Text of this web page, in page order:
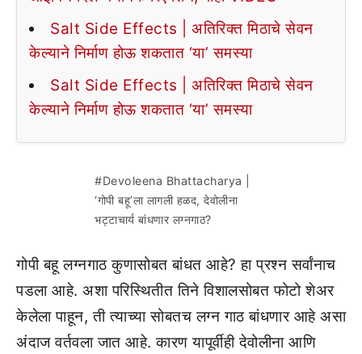
Salt Side Effects | अतिरिक्त मिठाचे सेवन
केल्याने निर्माण होऊ शकतात ‘या’ समस्या
Salt Side Effects | अतिरिक्त मिठाचे सेवन
केल्याने निर्माण होऊ शकतात ‘या’ समस्या
#Devoleena Bhattacharya |
‘गोपी बहू’ला लागली हळद, देवोलीना
भट्टाचार्य बांधणार लग्नगाठ?
गोपी बहू लग्नगाठ कुणासोबत बांधत आहे? हा प्रश्न सर्वांनाच
पडला आहे. अशा परिस्थितीत तिने विशालसोबत फोटो शेअर
केलेला पाहून, ती त्याच्या सोबतच लग्न गाठ बांधणार आहे असा
अंदाज वर्तवला जात आहे. कारण यापूर्वीही देवोलीना आणि